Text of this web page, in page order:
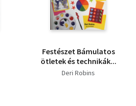
Festészet Bámulatos
ötletek és technikák...
Deri Robins